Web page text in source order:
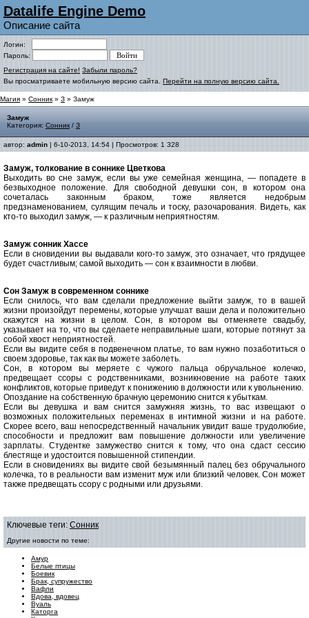
Datalife Engine Demo
Описание сайта
Логин:
Пароль:
Регистрация на сайте! Забыли пароль?
Вы просматриваете мобильную версию сайта. Перейти на полную версию сайта.
Магия » Сонник » З » Замуж
Замуж
Категория: Сонник / З
автор: admin | 6-10-2013, 14:54 | Просмотров: 1 328
Замуж, толкование в соннике Цветкова
Выходить во сне замуж, если вы уже семейная женщина, — попадете в
безвыходное положение. Для свободной девушки сон, в котором она
сочеталась законным браком, тоже является недобрым
предзнаменованием, сулящим печаль и тоску, разочарования. Видеть, как
кто-то выходил замуж, — к различным неприятностям.
Замуж cонник Хассе
Если в сновидении вы выдавали кого-то замуж, это означает, что грядущее
будет счастливым; самой выходить — сон к взаимности в любви.
Сон Замуж в современном соннике
Если снилось, что вам сделали предложение выйти замуж, то в вашей
жизни произойдут перемены, которые улучшат ваши дела и положительно
скажутся на жизни в целом. Сон, в котором вы отменяете свадьбу,
указывает на то, что вы сделаете неправильные шаги, которые потянут за
собой хвост неприятностей.
Если вы видите себя в подвенечном платье, то вам нужно позаботиться о
своем здоровье, так как вы можете заболеть.
Сон, в котором вы меряете с чужого пальца обручальное колечко,
предвещает ссоры с родственниками, возникновение на работе таких
конфликтов, которые приведут к понижению в должности или к увольнению.
Опоздание на собственную брачную церемонию снится к убыткам.
Если вы девушка и вам снится замужняя жизнь, то вас извещают о
возможных положительных переменах в интимной жизни и на работе.
Скорее всего, ваш непосредственный начальник увидит ваше трудолюбие,
способности и предложит вам повышение должности или увеличение
зарплаты. Студентке замужество снится к тому, что она сдаст сессию
блестяще и удостоится повышенной стипендии.
Если в сновидениях вы видите свой безымянный палец без обручального
колечка, то в реальности вам изменит муж или близкий человек. Сон может
также предвещать ссору с родными или друзьями.
Ключевые теги: Сонник
Другие новости по теме:
Амур
Белые птицы
Боевик
Брак, супружество
Вафли
Вдова, вдовец
Вуаль
Каторга